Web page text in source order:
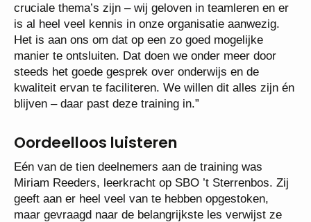
cruciale thema’s zijn – wij geloven in teamleren en er
is al heel veel kennis in onze organisatie aanwezig.
Het is aan ons om dat op een zo goed mogelijke
manier te ontsluiten. Dat doen we onder meer door
steeds het goede gesprek over onderwijs en de
kwaliteit ervan te faciliteren. We willen dit alles zijn én
blijven – daar past deze training in.”
Oordeelloos luisteren
Eén van de tien deelnemers aan de training was
Miriam Reeders, leerkracht op SBO ’t Sterrenbos. Zij
geeft aan er heel veel van te hebben opgestoken,
maar gevraagd naar de belangrijkste les verwijst ze